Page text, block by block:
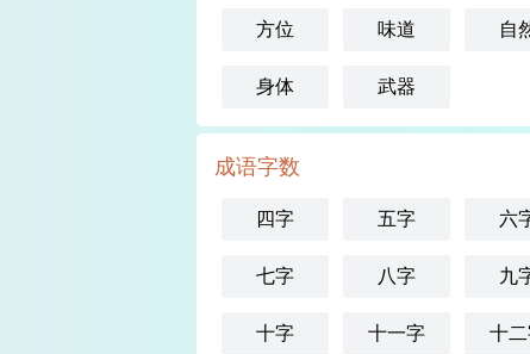
方位 味道 自
身体 武器
成语字数
四字 五字 六
七字 八字 九
十字 十一字 十